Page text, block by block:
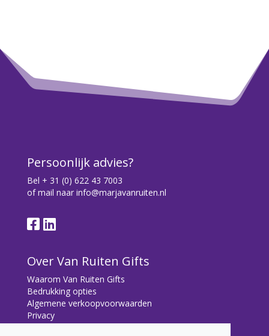
Persoonlijk advies?
Bel + 31 (0) 622 43 7003
of mail naar info@marjavanruiten.nl
Over Van Ruiten Gifts
Waarom Van Ruiten Gifts
Bedrukking opties
Algemene verkoopvoorwaarden
Privacy
Contact